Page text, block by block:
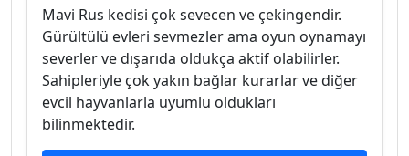
Mavi Rus kedisi çok sevecen ve çekingendir.
Gürültülü evleri sevmezler ama oyun oynamayı
severler ve dışarıda oldukça aktif olabilirler.
Sahipleriyle çok yakın bağlar kurarlar ve diğer
evcil hayvanlarla uyumlu oldukları
bilinmektedir.